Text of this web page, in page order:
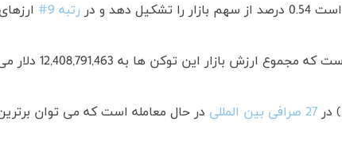
رتبه 9#
27 صرافی بین المللی در حال معامله است که می توان